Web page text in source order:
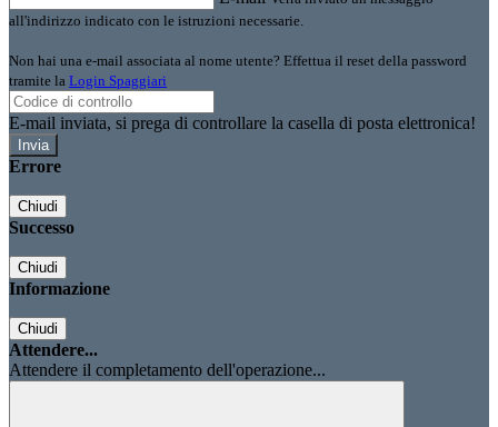
all'indirizzo indicato con le istruzioni necessarie.
Non hai una e-mail associata al nome utente? Effettua il reset della password
tramite la Login Spaggiari
E-mail inviata, si prega di controllare la casella di posta elettronica!
Errore
Chiudi
Successo
Chiudi
Informazione
Chiudi
Attendere...
Attendere il completamento dell'operazione...